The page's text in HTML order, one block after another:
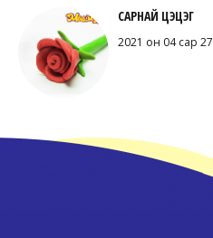
САРНАЙ ЦЭЦЭГ
2021 он 04 сар 27